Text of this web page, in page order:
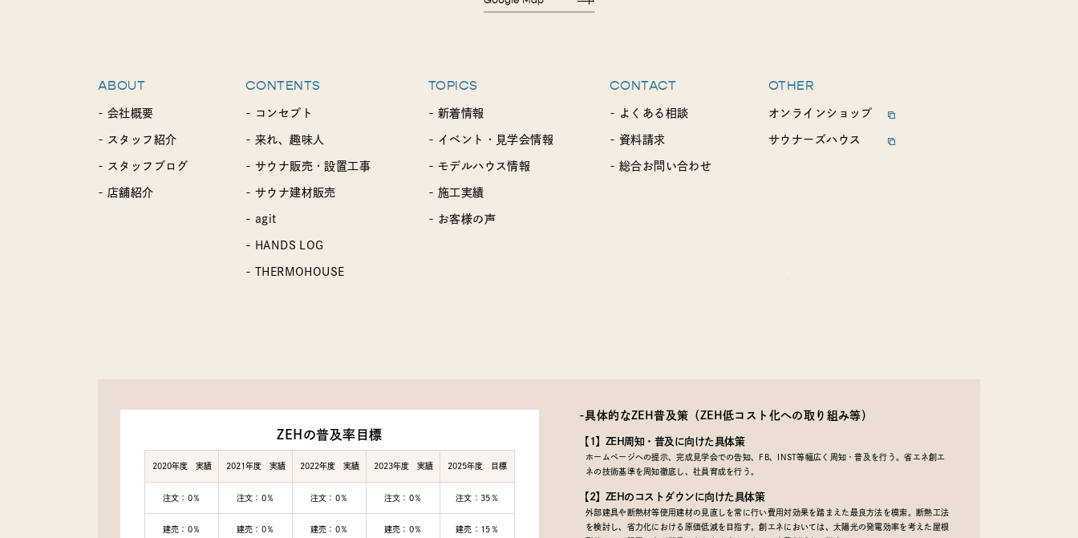
ABOUT
- 会社概要
- スタッフ紹介
- スタッフブログ
- 店舗紹介
CONTENTS
- コンセプト
- 来れ、趣味人
- サウナ販売・設置工事
- サウナ建材販売
- agit
- HANDS LOG
- THERMOHOUSE
TOPICS
- 新着情報
- イベント・見学会情報
- モデルハウス情報
- 施工実績
- お客様の声
CONTACT
- よくある相談
- 資料請求
- 総合お問い合わせ
OTHER
オンラインショップ
サウナーズハウス
ZEHの普及率目標
2020年度 実績 2021年度 実績 2022年度 実績 2023年度 実績 2025年度 目標
注文：0％ 注文：0％ 注文：0％ 注文：0％ 注文：35％
建売：0％ 建売：0％ 建売：0％ 建売：0％ 建売：15％
-具体的なZEH普及策 （ZEH低コスト化への取り組み等）
【1】ZEH周知・普及に向けた具体策
ホームページへの提示、完成見学会での告知、FB、INST等幅広く周知・普及を行う。省エネ創エ
ネの技術基準を周知徹底し、社員育成を行う。
【2】ZEHのコストダウンに向けた具体策
外部建具や断熱材等使用建材の見直しを常に行い費用対効果を踏まえた最良方法を模索。断熱工法
を検討し、省力化における原価低減を目指す。創エネにおいては、太陽光の発電効率を考えた屋根